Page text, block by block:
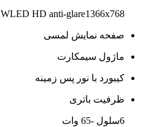
WLED HD anti-glare1366x768
صفحه نمایش لمسی
ماژول سیمکارت
کیبورد با نور پس زمینه
ظرفیت باتری
6سلول -65 وات